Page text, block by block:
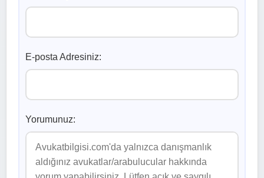
E-posta Adresiniz:
Yorumunuz: